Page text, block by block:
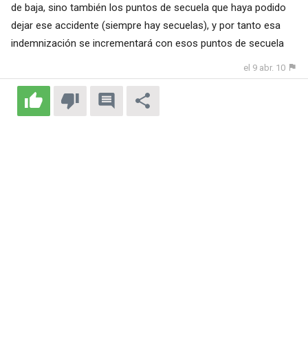
de baja, sino también los puntos de secuela que haya podido
dejar ese accidente (siempre hay secuelas), y por tanto esa
indemnización se incrementará con esos puntos de secuela
el 9 abr. 10